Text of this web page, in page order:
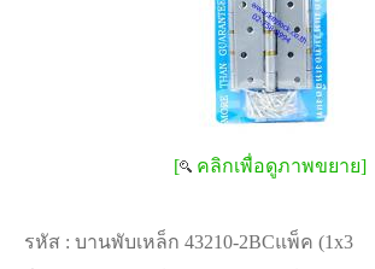
[ คลิกเพื่อดูภาพขยาย]
รหัส : บานพับเหล็ก 43210-2BCแพ็ค (1x3